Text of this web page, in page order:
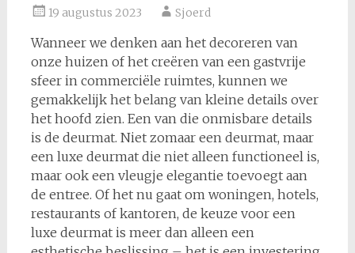
19 augustus 2023 Sjoerd
Wanneer we denken aan het decoreren van
onze huizen of het creëren van een gastvrije
sfeer in commerciële ruimtes, kunnen we
gemakkelijk het belang van kleine details over
het hoofd zien. Een van die onmisbare details
is de deurmat. Niet zomaar een deurmat, maar
een luxe deurmat die niet alleen functioneel is,
maar ook een vleugje elegantie toevoegt aan
de entree. Of het nu gaat om woningen, hotels,
restaurants of kantoren, de keuze voor een
luxe deurmat is meer dan alleen een